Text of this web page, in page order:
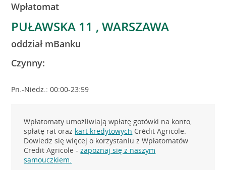
Wpłatomat
PUŁAWSKA 11 , WARSZAWA
oddział mBanku
Czynny:
Pn.-Niedz.: 00:00-23:59
Wpłatomaty umożliwiają wpłatę gotówki na konto,
spłatę rat oraz kart kredytowych Crédit Agricole.
Dowiedz się więcej o korzystaniu z Wpłatomatów
Credit Agricole -zapoznaj się z naszym
samouczkiem.